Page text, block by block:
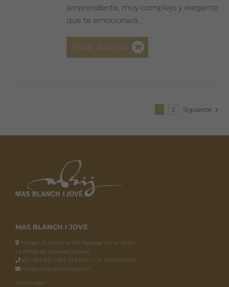
sorprendente, muy complejo y elegante
que te emocionará…
Añadir al carrito
1 2 Siguiente
MAS BLANCH I JOVÉ
Polígon 9, Parcel·la 129, Paratge Llinar 25471.
La Pobla de Cérvoles (Lleida)
627 559 832 / 627 559 830 / +34 973 050 018
info@masblanchijove.com
Aviso Legal